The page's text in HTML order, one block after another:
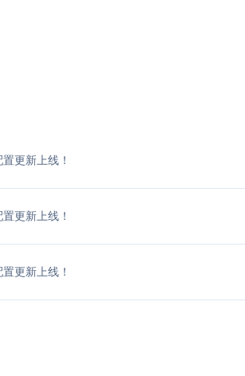
更新上线！
更新上线！
更新上线！